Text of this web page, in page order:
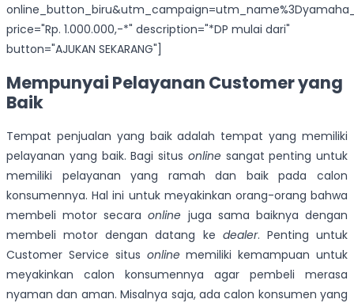
price="Rp. 1.000.000,-*" description="*DP mulai dari"
button="AJUKAN SEKARANG"]
Mempunyai Pelayanan Customer yang
Baik
Tempat penjualan yang baik adalah tempat yang memiliki
pelayanan yang baik. Bagi situs onlinesangat penting untuk
memiliki pelayanan yang ramah dan baik pada calon
konsumennya. Hal ini untuk meyakinkan orang-orang bahwa
membeli motor secaraonline juga sama baiknya dengan
membeli motor dengan datang ke dealer. Penting untuk
Customer Service situs onlinememiliki kemampuan untuk
meyakinkan calon konsumennya agar pembeli merasa
nyaman dan aman. Misalnya saja, ada calon konsumen yang